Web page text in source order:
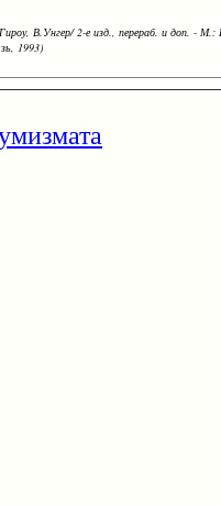
В.Унгер/ 2-е изд., перераб. и доп. - М.:
1993)